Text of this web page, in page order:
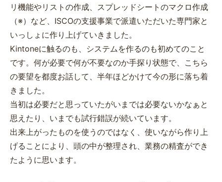
リ機能やリストの作成、スプレッドシートのマクロ作成
（※）など、ISCOの支援事業で派遣いただいた専門家と
いっしょに作り上げていきました。
Kintoneに触るのも、システムを作るのも初めてのこと
です。何が必要で何が不要なのか手探り状態で、こちら
の要望を都度お話して、半年ほどかけて今の形に落ち着
きました。
当初は必要だと思っていたがいまでは必要ないかなぁと
思えたり、いまでも試行錯誤が続いています。
出来上がったものを使うのではなく、使いながら作り上
げることにより、頭の中が整理され、業務の精査ができ
たように思います。